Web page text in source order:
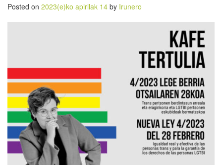
Posted on 2023(e)ko apirilak 14 by Irunero